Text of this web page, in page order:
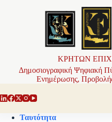
ΚΡΗΤΩΝ
Δημοσιογραφική Ψηφιακή
Ενημέρωσης,
Ταυτότητα